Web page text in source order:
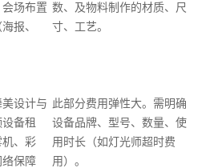
场布置
报、
数、及物料制作的材质、尺
寸、工艺。
设计与
备租
、彩
保障
此部分费用弹性大。需明确
设备品牌、型号、数量、使
用时长（如灯光师超时费
用）。